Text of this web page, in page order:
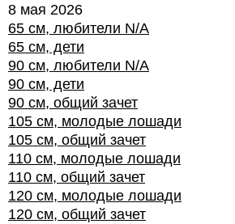
8 мая 2026
65 см, любители N/A
65 см, дети
90 см, любители N/A
90 см, дети
90 см, общий зачет
105 см, молодые лошади
105 см, общий зачет
110 см, молодые лошади
110 см, общий зачет
120 см, молодые лошади
120 см, общий зачет